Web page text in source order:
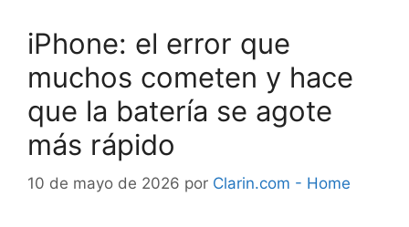
iPhone: el error que
muchos cometen y hace
que la batería se agote
más rápido
10 de mayo de 2026 por Clarin.com - Home